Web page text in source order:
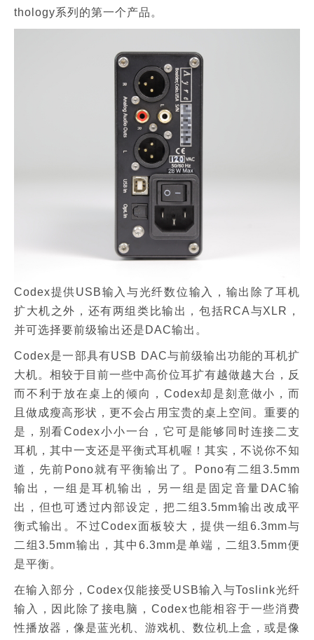
thology系列的第一个产品。
Codex提供USB输入与光纤数位输入，输出除了耳机
扩大机之外，还有两组类比输出，包括RCA与XLR，
并可选择要前级输出还是DAC输出。
Codex是一部具有USB DAC与前级输出功能的耳机扩
大机。相较于目前一些中高价位耳扩有越做越大台，反
而不利于放在桌上的倾向，Codex却是刻意做小，而
且做成瘦高形状，更不会占用宝贵的桌上空间。重要的
是，别看Codex小小一台，它可是能够同时连接二支
耳机，其中一支还是平衡式耳机喔！其实，不说你不知
道，先前Pono就有平衡输出了。Pono有二组3.5mm
输出，一组是耳机输出，另一组是固定音量DAC输
出，但也可透过内部设定，把二组3.5mm输出改成平
衡式输出。不过Codex面板较大，提供一组6.3mm与
二组3.5mm输出，其中6.3mm是单端，二组3.5mm便
是平衡。
在输入部分，Codex仅能接受USB输入与Toslink光纤
输入，因此除了接电脑，Codex也能相容于一些消费
性播放器，像是蓝光机、游戏机、数位机上盒，或是像